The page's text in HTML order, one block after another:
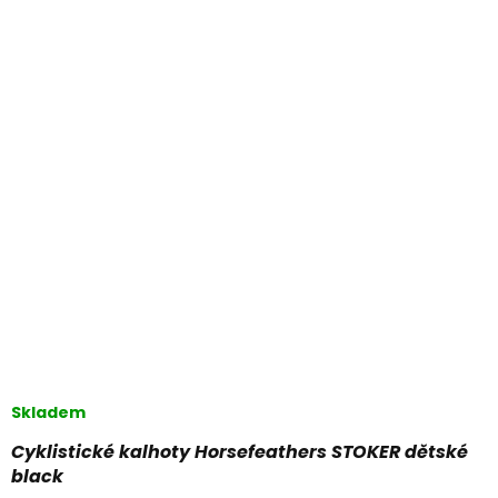
Cyklistické kalhoty Horsefeathers STOKER dětské
black
Skladem